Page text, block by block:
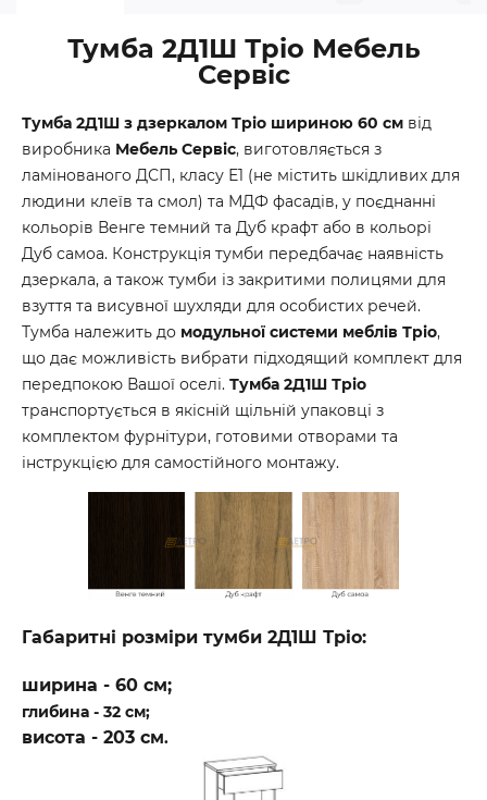
Тумба 2Д1Ш Тріо Мебель
Сервіс
Тумба 2Д1Ш з дзеркалом Тріо шириною 60 см від
виробника Мебель Сервіс, виготовляється з
ламінованого ДСП, класу Е1 (не містить шкідливих для
людини клеїв та смол) та МДФ фасадів, у поєднанні
кольорів Венге темний та Дуб крафт або в кольорі
Дуб самоа. Конструкція тумби передбачає наявність
дзеркала, а також тумби із закритими полицями для
взуття та висувної шухляди для особистих речей.
Тумба належить до модульної системи меблів Тріо,
що дає можливість вибрати підходящий комплект для
передпокою Вашої оселі. Тумба 2Д1Ш Тріо
транспортується в якісній щільній упаковці з
комплектом фурнітури, готовими отворами та
інструкцією для самостійного монтажу.
Габаритні розміри тумби 2Д1Ш Тріо:
ширина - 60 см;
глибина - 32 см;
висота - 203 см.